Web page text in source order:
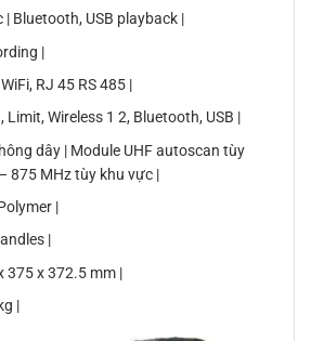
| Bluetooth, USB playback |
|
RJ 45 RS 485 |
Limit, Wireless 1 2, Bluetooth, USB |
dây | Module UHF autoscan tùy
875 MHz tùy khu vực |
|
|
375 x 372.5 mm |
|